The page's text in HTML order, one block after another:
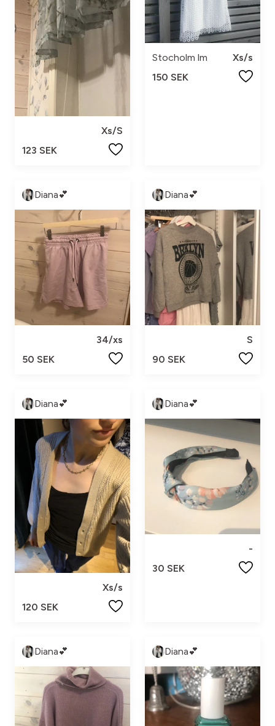
Xs/S
123 SEK
Stocholm lm
Xs/s
150 SEK
Diana💕
34/xs
50 SEK
Diana💕
S
90 SEK
Diana💕
Xs/s
120 SEK
Diana💕
-
30 SEK
Diana💕 Diana💕